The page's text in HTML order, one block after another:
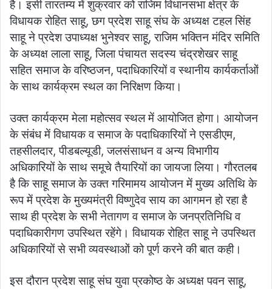
है। इसी तारतम्य में शुक्रवार को राजिम विधानसभा क्षेत्र के
विधायक रोहित साहू, छग प्रदेश साहू संघ के अध्यक्ष टहल सिंह
साहू ने प्रदेश उपाध्यक्ष भुनेश्वर साहू, राजिम भक्तिन मंदिर समिति
के अध्यक्ष लाला साहू, जिला पंचायत सदस्य चंद्रशेखर साहू
सहित समाज के वरिष्ठजन, पदाधिकारियों व स्थानीय कार्यकर्ताओं
के साथ कार्यक्रम स्थल का निरिक्षण किया।
उक्त कार्यक्रम मेला महोत्सव स्थल में आयोजित होगा। आयोजन
के संबंध में विधायक व समाज के पदाधिकारियों ने एसडीएम,
तहसीलदार, पीडबल्यूडी, जलसंसाधन व अन्य विभागीय
अधिकारियों के साथ समूचे तैयारियों का जायजा लिया। गौरतलब
है कि साहू समाज के उक्त गरिमामय आयोजन में मुख्य अतिथि के
रूप में प्रदेश के मुख्यमंत्री विष्णुदेव साय का आगमन हो रहा है
साथ ही प्रदेश के सभी नेतागण व समाज के जनप्रतिनिधि व
पदाधिकारीगण उपस्थित रहेंगे। विधायक रोहित साहू ने उपस्थित
अधिकारियों से सभी व्यवस्थाओं को पूर्ण करने की बात कही।
इस दौरान प्रदेश साहू संघ युवा प्रकोष्ठ के अध्यक्ष पवन साहू,